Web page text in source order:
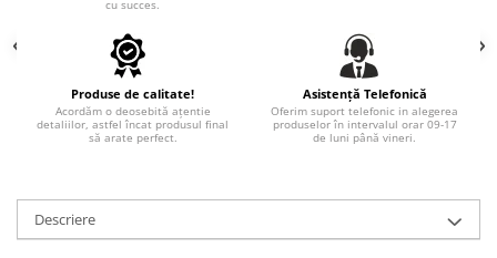
LOW STICKERS
PAUL WALKER STICKER
PENTRU FETE
cu succes.
Produse de calitate!
Acordăm o deosebită ațentie
detaliilor, astfel încat produsul final
să arate perfect.
Asistență Telefonică
Oferim suport telefonic in alegerea
produselor în intervalul orar 09-17
de luni până vineri.
Descriere